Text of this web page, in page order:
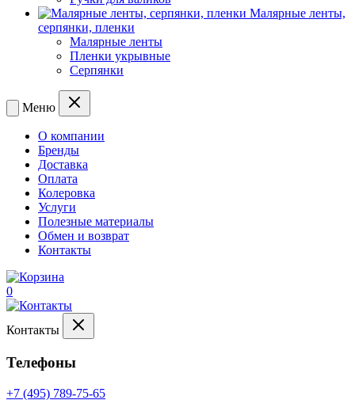
Малярные ленты,
серпянки, пленки
Малярные ленты
Пленки укрывные
Серпянки
Меню
О компании
Бренды
Доставка
Оплата
Колеровка
Услуги
Полезные материалы
Обмен и возврат
Контакты
0
Контакты
Телефоны
+7 (495) 789-75-65